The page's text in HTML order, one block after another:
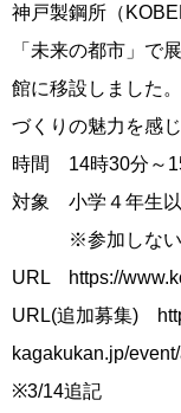
神戸製鋼所（
「未来の都市」で
館に移設しました
づくりの魅力を感
時間 14時30分～
対象 小学４年生以
※参加しない家
URL https://
URL(追加募集)
kagakukan.jp/
※3/14追記